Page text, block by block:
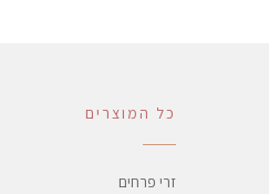
כל המוצרים
זרי פרחים